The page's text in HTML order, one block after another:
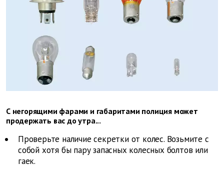
С негорящими фарами и габаритами полиция может
продержать вас до утра...
Проверьте наличие секретки от колес. Возьмите с
собой хотя бы пару запасных колесных болтов или
гаек.